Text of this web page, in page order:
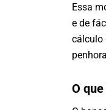
Essa
e de
cálculo
O